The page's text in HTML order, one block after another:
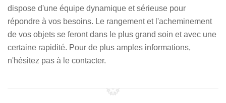
dispose d'une équipe dynamique et sérieuse pour
répondre à vos besoins. Le rangement et l'acheminement
de vos objets se feront dans le plus grand soin et avec une
certaine rapidité. Pour de plus amples informations,
n'hésitez pas à le contacter.